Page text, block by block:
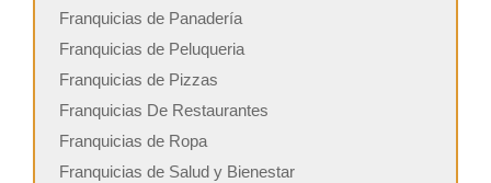
Franquicias de Panadería
Franquicias de Peluqueria
Franquicias de Pizzas
Franquicias De Restaurantes
Franquicias de Ropa
Franquicias de Salud y Bienestar